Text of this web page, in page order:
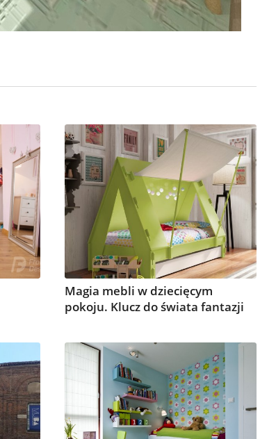
Magia mebli w dziecięcym
pokoju. Klucz do świata fantazji